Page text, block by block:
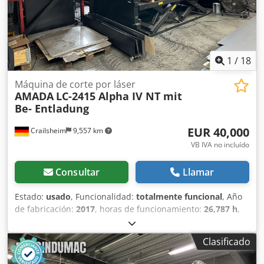
1 / 18
Crailsheim 9,557 km
Máquina de corte por láser
AMADA LC-2415 Alpha IV NT mit
Be- Entladung
EUR 40,000
VB IVA no incluído
Consultar Llamar
Estado: usado, Funcionalidad: totalmente funcional, Año
de fabricación: 2017, horas de funcionamiento: 26,787 h,
, grado de automatización:
automático, tipo de accionamiento:eléctrico, fabricante
de controles:FANUC, tipo de láser:Láser de CO₂,
fabricante de fuentes láser:FANUC, potencia del láser:
Clasificado